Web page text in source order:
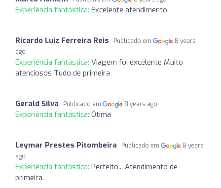
Experiência fantástica: Excelente atendimento.
Ricardo Luiz Ferreira Reis Publicado em
8 years
ago
Experiência fantástica: Viagem foi excelente Muito
atenciosos Tudo de primeira
Gerald Silva Publicado em 8 years ago
Experiência fantástica: Ótima
Leymar Prestes Pitombeira Publicado em
8 years
ago
Experiência fantástica: Perfeito... Atendimento de
primeira.